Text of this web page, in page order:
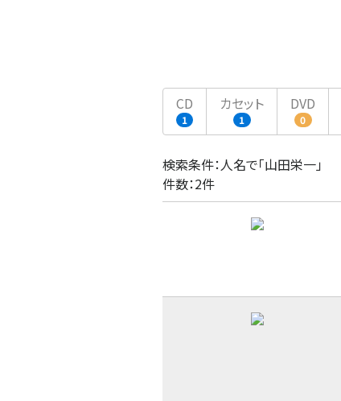
CD
1
カセット
1
DVD
0
検索条件：人名で「山田栄一」
件数：2件